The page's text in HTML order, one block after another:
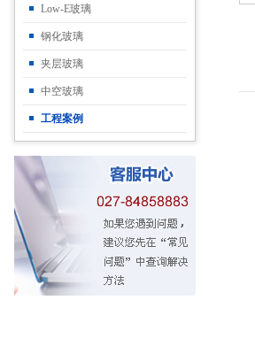
Low-E玻璃
钢化玻璃
夹层玻璃
中空玻璃
工程案例